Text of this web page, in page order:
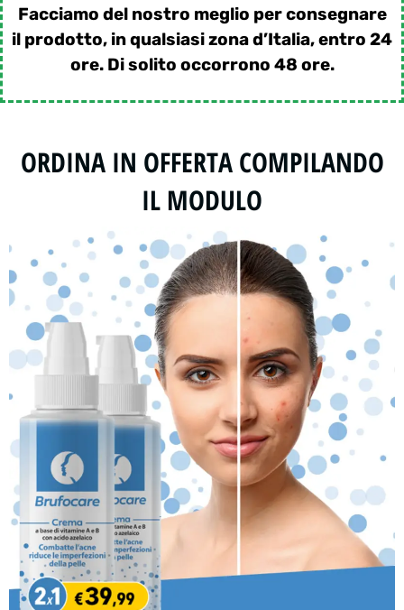
Facciamo del nostro meglio per consegnare
il prodotto, in qualsiasi zona d’Italia, entro 24
ore. Di solito occorrono 48 ore.
ORDINA IN OFFERTA COMPILANDO
IL MODULO